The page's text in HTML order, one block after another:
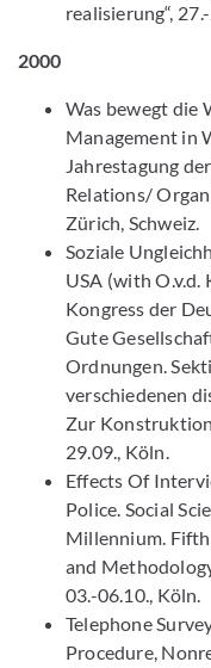
realisierung“,
2000
Was bewegt die
Management in
Jahrestagung
Relations/
Zürich, Schweiz.
Soziale
USA (with O.v.d.
Kongress der
Gute
Ordnungen.
verschiedenen
Zur
29.09., Köln.
Effects Of
Police. Social
Millennium.
and
03.-06.10., Köln.
Telephone
Procedure,